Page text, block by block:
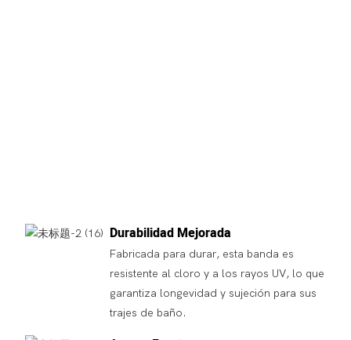
Durabilidad Mejorada
Fabricada para durar, esta banda es
resistente al cloro y a los rayos UV, lo que
garantiza longevidad y sujeción para sus
trajes de baño.